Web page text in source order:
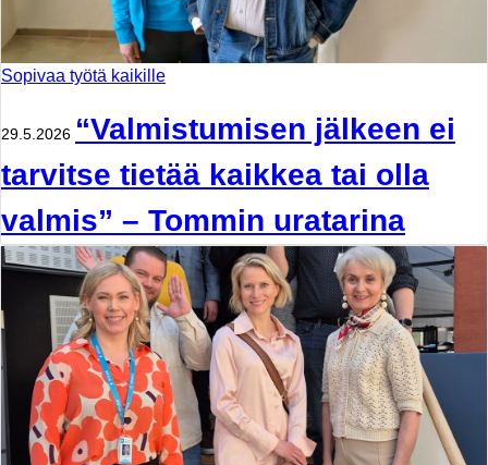
Sopivaa työtä kaikille
29.5.2026 “Valmistumisen jälkeen ei
tarvitse tietää kaikkea tai olla
valmis” – Tommin uratarina